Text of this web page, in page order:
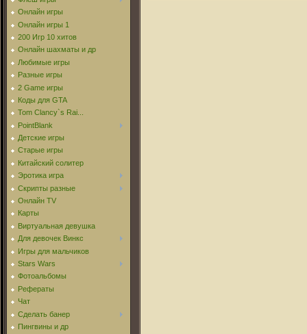
Онлайн игры
Онлайн игры 1
200 Игр 10 хитов
Онлайн шахматы и др
Любимые игры
Разные игры
2 Game игры
Коды для GTA
Tom Clancy`s Rai...
PointBlank
Детские игры
Старые игры
Китайский солитер
Эротика игра
Скрипты разные
Онлайн TV
Карты
Виртуальная девушка
Для девочек Винкс
Игры для мальчиков
Stars Wars
Фотоальбомы
Рефераты
Чат
Сделать банер
Пингвины и др